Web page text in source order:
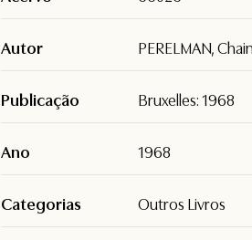
Autor PERELMAN,
Publicação Bruxelles: 1968
Ano 1968
Categorias Outros Livros